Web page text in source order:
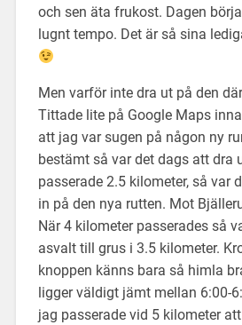
och sen äta frukost. Dagen
lugnt tempo. Det är så sina
Men varför inte dra ut på den
Tittade lite på Google Maps
att jag var sugen på någon ny
bestämt så var det dags att dra
passerade 2.5 kilometer, så var
in på den nya rutten. Mot
När 4 kilometer passerades så
asvalt till grus i 3.5 kilometer.
knoppen känns bara så himla
ligger väldigt jämt mellan 6:00-
jag passerade vid 5 kilometer